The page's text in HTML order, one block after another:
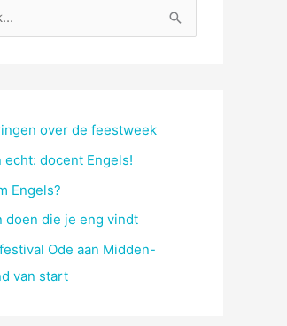
over de feestweek
echt: docent Engels!
Engels?
doen die je eng vindt
Ode aan Midden-
van start